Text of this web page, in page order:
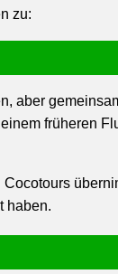
zu:
aber
früheren
haben.